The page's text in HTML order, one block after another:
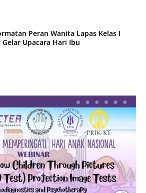
Peran Wanita Lapas Kelas I
Gelar Upacara Hari Ibu